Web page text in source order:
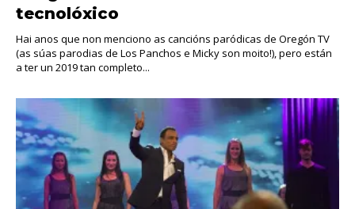
tecnolóxico
Hai anos que non menciono as cancións paródicas de Oregón TV
(as súas parodias de Los Panchos e Micky son moito!), pero están
a ter un 2019 tan completo...